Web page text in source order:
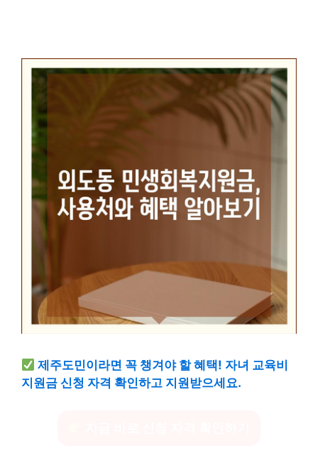
제주도민이라면 꼭 챙겨야 할 혜택! 자녀 교육비
지원금 신청 자격 확인하고 지원받으세요.